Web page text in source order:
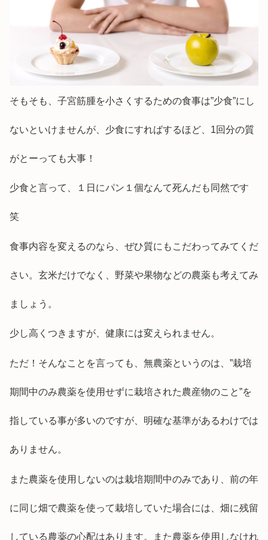
そもそも、子宮筋腫を小さくするための食事は”少食”にし
ないといけませんが、少食にすればするほど、1回分の質
がとーっても大事！
少食と言って、１日にパン１個なんて死んだも同然です
笑
食事内容を変えるのなら、ぜひ質にもこだわってみてくだ
さい。玄米だけでなく、野菜や果物などの農薬も考えてみ
ましょう。
少し高くつきますが、健康には変えられません。
ただ！そんなことを言っても、無農薬というのは、”栽培
期間中のみ農薬を使用せずに栽培された農産物のこと”を
指している事が多いのですが、明確な基準があるわけでは
ありません。
また農薬を使用しないのは栽培期間中のみであり、前の年
に同じ畑で農薬を使って栽培していた場合には、畑に残留
している農薬の心配はあります。また農薬を使用しなけれ